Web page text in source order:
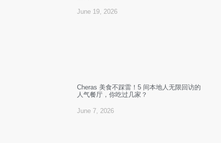
June 19, 2026
Cheras 美食不踩雷！5 间本地人无限回访的
人气餐厅，你吃过几家？
June 7, 2026